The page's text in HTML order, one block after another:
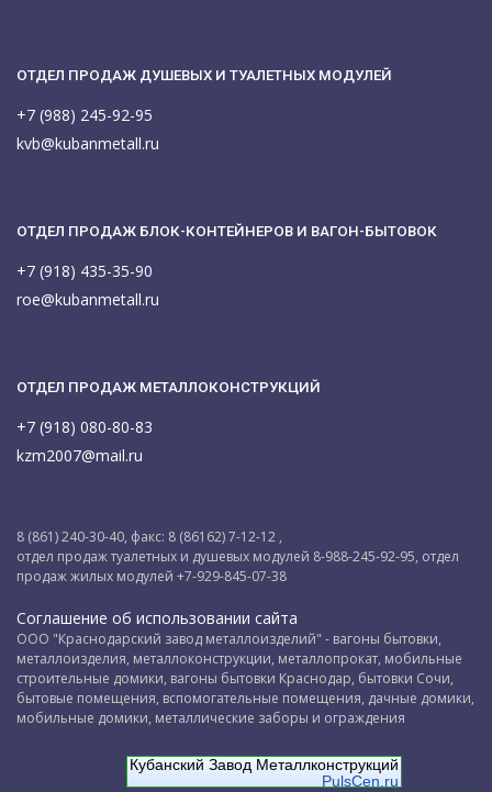
ОТДЕЛ ПРОДАЖ ДУШЕВЫХ И ТУАЛЕТНЫХ МОДУЛЕЙ
+7 (988) 245-92-95
kvb@kubanmetall.ru
ОТДЕЛ ПРОДАЖ БЛОК-КОНТЕЙНЕРОВ И ВАГОН-БЫТОВОК
+7 (918) 435-35-90
roe@kubanmetall.ru
ОТДЕЛ ПРОДАЖ МЕТАЛЛОКОНСТРУКЦИЙ
+7 (918) 080-80-83
kzm2007@mail.ru
8 (861) 240-30-40, факс: 8 (86162) 7-12-12 ,
отдел продаж туалетных и душевых модулей 8-988-245-92-95, отдел
продаж жилых модулей +7-929-845-07-38
Соглашение об использовании сайта
ООО "Краснодарский завод металлоизделий" - вагоны бытовки,
металлоизделия, металлоконструкции, металлопрокат, мобильные
строительные домики, вагоны бытовки Краснодар, бытовки Сочи,
бытовые помещения, вспомогательные помещения, дачные домики,
мобильные домики, металлические заборы и ограждения
Кубанский Завод Металлконструкций
PulsCen.ru